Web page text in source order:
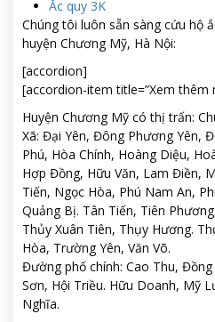
Ắc quy 3K
Chúng tôi luôn sẵn sàng cứu hộ
huyện Chương Mỹ, Hà Nội:
[accordion]
[accordion-item title=”Xem thêm
Huyện Chương Mỹ có thị trấn:
Xã: Đại Yên, Đông Phương Yên,
Phú, Hòa Chính, Hoàng Diệu,
Hợp Đồng, Hữu Văn, Lam Điền,
Tiến, Ngọc Hòa, Phú Nam An,
Quảng Bị. Tân Tiến, Tiên
Thủy Xuân Tiên, Thụy Hương.
Hòa, Trường Yên, Văn Võ.
Đường phố chính: Cao Thu,
Sơn, Hội Triều. Hữu Doanh, Mỹ
Nghĩa.